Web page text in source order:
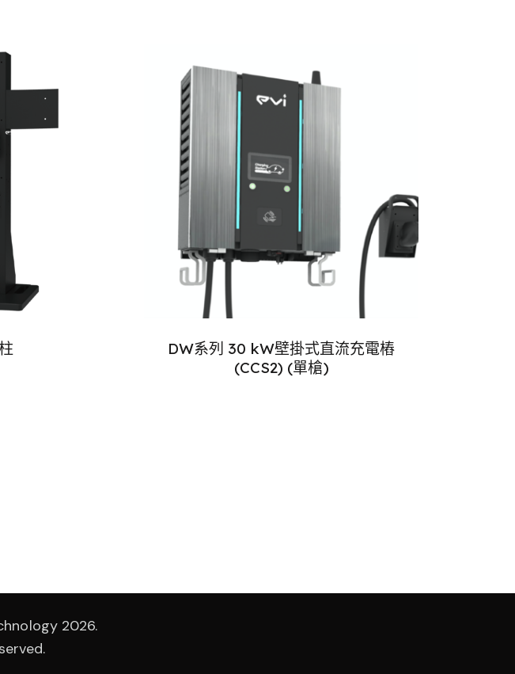
DW系列 30 kW壁掛式直流充電樁
(CCS2) (單槍)
2026.